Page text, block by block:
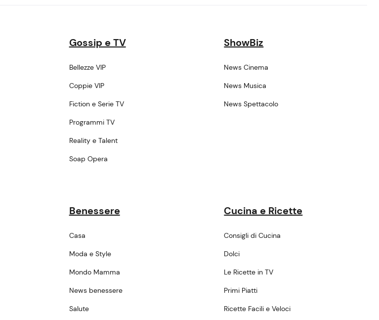
Gossip e TV
Bellezze VIP
Coppie VIP
Fiction e Serie TV
Programmi TV
Reality e Talent
Soap Opera
ShowBiz
News Cinema
News Musica
News Spettacolo
Benessere
Casa
Moda e Style
Mondo Mamma
News benessere
Salute
Cucina e Ricette
Consigli di Cucina
Dolci
Le Ricette in TV
Primi Piatti
Ricette Facili e Veloci